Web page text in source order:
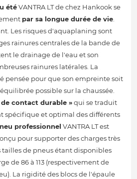
étéVANTRA LT de chez Hankook se
par sa longue durée de vie.
Les risques d'aquaplaning sont
rainures centrales de la bande de
le drainage de l'eau et son
rainures latérales. La
pensée pour que son empreinte soit
possible sur la chaussée.
contact durable »qui se traduit
spécifique et optimal des différents
professionnel VANTRA LT est
pour supporter des charges très
tailles de pneus étant disponibles
de 86 à 113 (respectivement de
La rigidité des blocs de l'épaule